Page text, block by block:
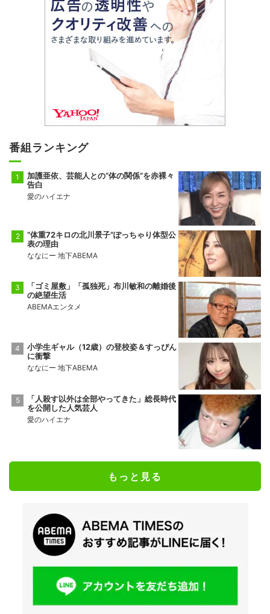
番組ランキング
加護亜依、芸能人との“体の関係”を赤裸々
告白
愛のハイエナ
“体重72キロの北川景子”ぽっちゃり体型公
表の理由
ななにー 地下ABEMA
「ゴミ屋敷」「孤独死」布川敏和の離婚後
の絶望生活
ABEMAエンタメ
小学生ギャル（12歳）の登校姿＆すっぴん
に衝撃
ななにー 地下ABEMA
「人殺す以外は全部やってきた」総長時代
を公開した人気芸人
愛のハイエナ
もっと見る